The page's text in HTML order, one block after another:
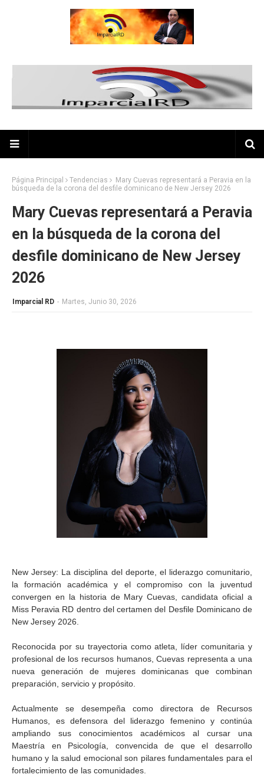
Página Principal Tendencias
Mary Cuevas representará a Peravia en la
búsqueda de la corona del desfile dominicano de New Jersey 2026
Mary Cuevas representará a Peravia
en la búsqueda de la corona del
desfile dominicano de New Jersey
2026
Imparcial RD - Martes, Junio 30, 2026
New Jersey: La disciplina del deporte, el liderazgo comunitario,
la formación académica y el compromiso con la juventud
convergen en la historia de Mary Cuevas, candidata oficial a
Miss Peravia RD dentro del certamen del Desfile Dominicano de
New Jersey 2026.
Reconocida por su trayectoria como atleta, líder comunitaria y
profesional de los recursos humanos, Cuevas representa a una
nueva generación de mujeres dominicanas que combinan
preparación, servicio y propósito.
Actualmente se desempeña como directora de Recursos
Humanos, es defensora del liderazgo femenino y continúa
ampliando sus conocimientos académicos al cursar una
Maestría en Psicología, convencida de que el desarrollo
humano y la salud emocional son pilares fundamentales para el
fortalecimiento de las comunidades.